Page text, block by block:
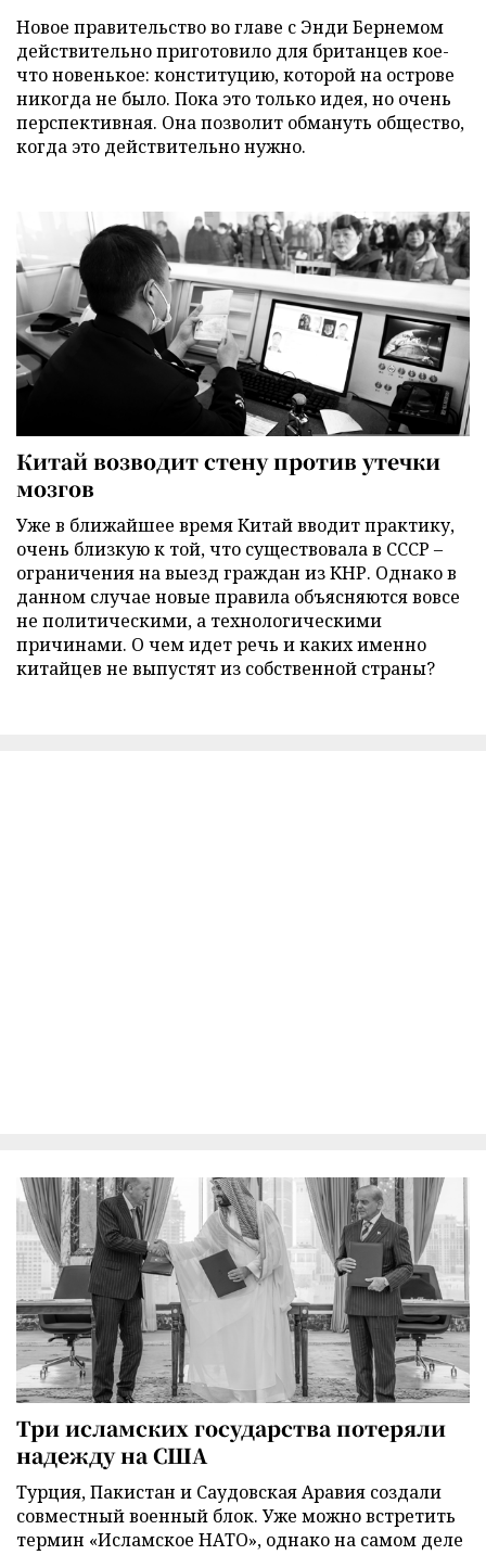
Новое правительство во главе с Энди Бернемом
действительно приготовило для британцев кое-
что новенькое: конституцию, которой на острове
никогда не было. Пока это только идея, но очень
перспективная. Она позволит обмануть общество,
когда это действительно нужно.
Китай возводит стену против утечки
мозгов
Уже в ближайшее время Китай вводит практику,
очень близкую к той, что существовала в СССР –
ограничения на выезд граждан из КНР. Однако в
данном случае новые правила объясняются вовсе
не политическими, а технологическими
причинами. О чем идет речь и каких именно
китайцев не выпустят из собственной страны?
Три исламских государства потеряли
надежду на США
Турция, Пакистан и Саудовская Аравия создали
совместный военный блок. Уже можно встретить
термин «Исламское НАТО», однако на самом деле